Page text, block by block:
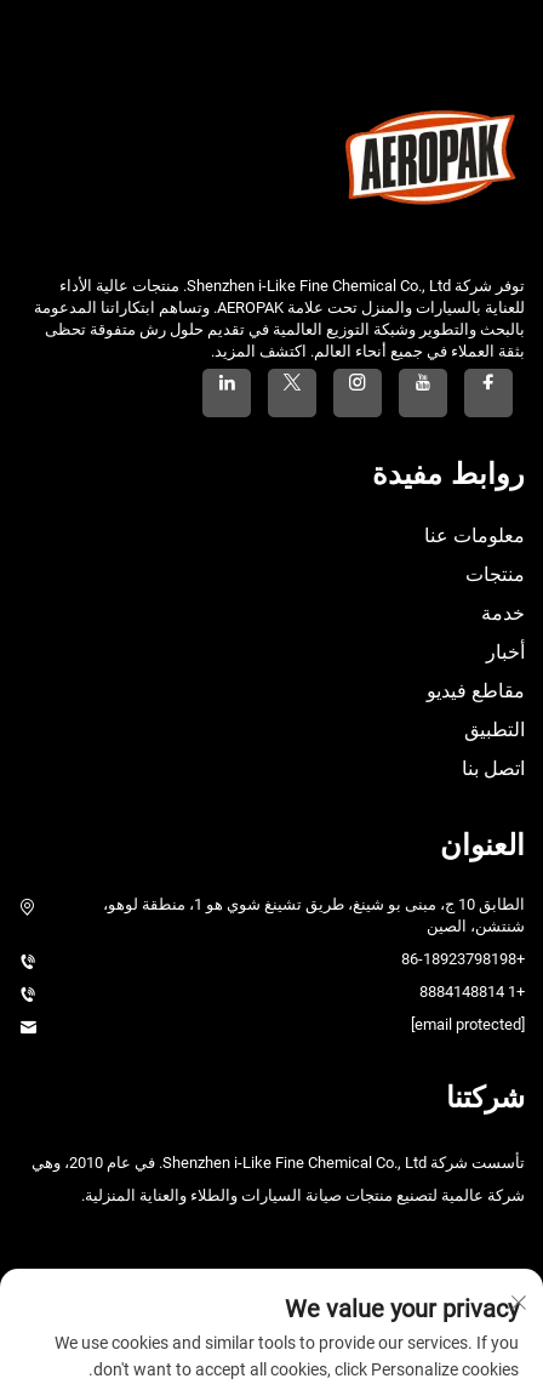
توفر شركة Shenzhen i-Like Fine Chemical Co., Ltd. منتجات عالية الأداء
للعناية بالسيارات والمنزل تحت علامة AEROPAK. وتساهم ابتكاراتنا المدعومة
بالبحث والتطوير وشبكة التوزيع العالمية في تقديم حلول رش متفوقة تحظى
بثقة العملاء في جميع أنحاء العالم. اكتشف المزيد.
روابط مفيدة
معلومات عنا
منتجات
خدمة
أخبار
مقاطع فيديو
التطبيق
اتصل بنا
العنوان
الطابق 10 ج، مبنى بو شينغ، طريق تشينغ شوي هو 1، منطقة لوهو،
شنتشن، الصين
+86-18923798198
+1 8884148814
شركتنا
تأسست شركة Shenzhen i-Like Fine Chemical Co., Ltd. في عام 2010، وهي
شركة عالمية لتصنيع منتجات صيانة السيارات والطلاء والعناية المنزلية.
حقوق الطبع والنشر © 2025 شركة شنتشن آي-لايك للصناعات الكيميائية
We value your privacy
We use cookies and similar tools to provide our services. If you
don't want to accept all cookies, click Personalize cookies.